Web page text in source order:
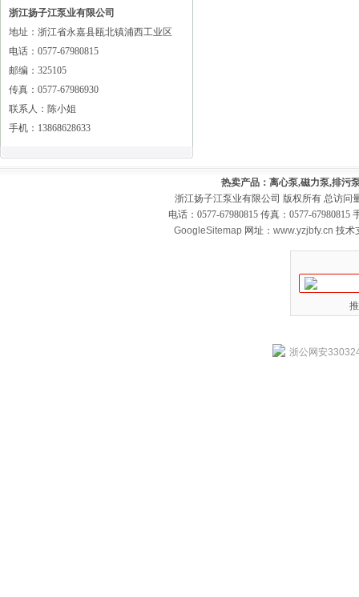
浙江扬子江泵业有限公司
地址：浙江省永嘉县瓯北镇浦西工业区
电话：0577-67980815
邮编：325105
传真：0577-67986930
联系人：陈小姐
手机：13868628633
热卖产品：离心泵,磁力泵,排污
浙江扬子江泵业有限公司 版权所有 总访问
电话：0577-67980815 传真：0577-
GoogleSitemap 网址： www.yzjbfy.cn 技术
浙公网安